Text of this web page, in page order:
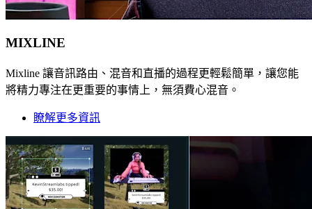
MIXLINE
Mixline 讓音訊路由、混音和直播的過程更輕鬆簡單，讓您能
將精力專注在更重要的事情上，無須費心混音。
瞭解更多資訊